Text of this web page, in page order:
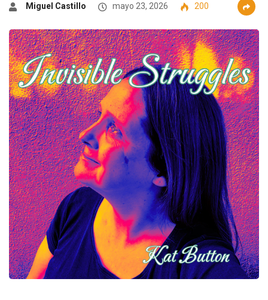
Miguel Castillo mayo 23, 2026 200